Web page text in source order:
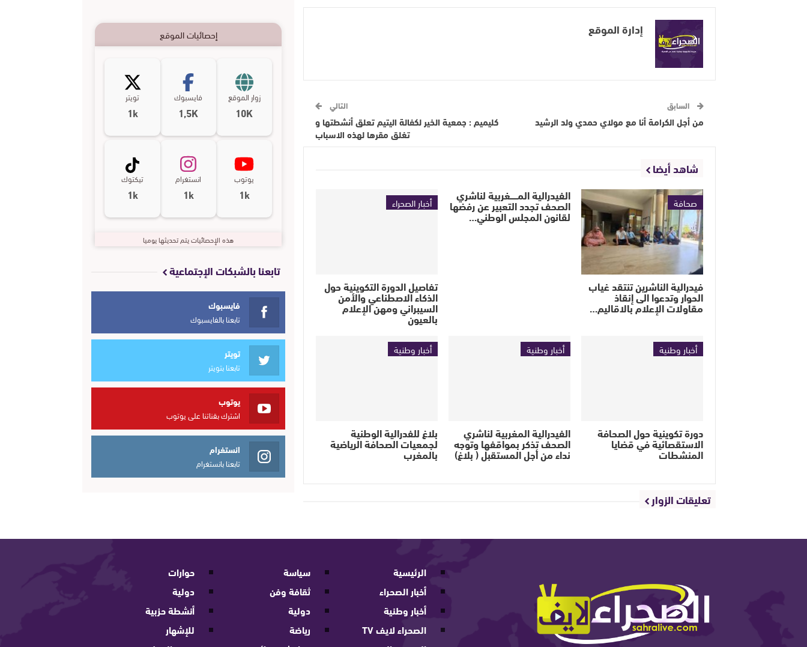
إدارة الموقع
السابق
من أجل الكرامة أنا مع مولاي حمدي ولد الرشيد
التالي
كليميم : جمعية الخير لكفالة اليتيم تعلق أنشطتها و
تغلق مقرها لهذه الاسباب
شاهد أيضا
صحافة
فيدرالية الناشرين تنتقد غياب
الحوار وتدعوا الى إنقاذ
مقاولات الإعلام بالاقاليم…
الفيدرالية المــــــغربية لناشري
الصحف تجدد التعبير عن رفضها
لقانون المجلس الوطني…
أخبار الصحراء
تفاصيل الدورة التكوينية حول
الذكاء الاصطناعي والأمن
السيبراني ومهن الإعلام
بالعيون
أخبار وطنية
دورة تكوينية حول الصحافة
الاستقصائية في قضايا
المنشطات
أخبار وطنية
الفيدرالية المغربية لناشري
الصحف تذكر بمواقفها وتوجه
نداء من أجل المستقبل ( بلاغ)
أخبار وطنية
بلاغ للفدرالية الوطنية
لجمعيات الصحافة الرياضية
بالمغرب
تعليقات الزوار
إحصائيات الموقع
زوار الموقع
10K
فايسبوك
1,5K
تويتر
1k
يوتوب
1k
انستغرام
1k
تيكتوك
1k
هذه الإحصائيات يتم تحديثها يوميا
تابعنا بالشبكات الإجتماعية
فايسبوك
تابعنا بالفايسبوك
تويتر
تابعنا بتويتر
يوتوب
اشترك بقناتنا على يوتوب
انستغرام
تابعنا بانستغرام
الرئيسية
أخبار الصحراء
أخبار وطنية
الصحراء لايف TV
سياسة
ثقافة وفن
دولية
رياضة
حوارات
دولية
أنشطة حزبية
للإشهار